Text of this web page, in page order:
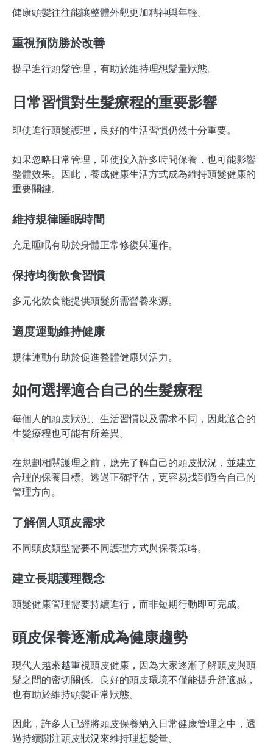
健康頭髮往往能讓整體外觀更加精神與年輕。
重視預防勝於改善
提早進行頭髮管理，有助於維持理想髮量狀態。
日常習慣對生髮療程的重要影響
即使進行頭髮護理，良好的生活習慣仍然十分重要。
如果忽略日常管理，即使投入許多時間保養，也可能影響
整體效果。因此，養成健康生活方式成為維持頭髮健康的
重要關鍵。
維持規律睡眠時間
充足睡眠有助於身體正常修復與運作。
保持均衡飲食習慣
多元化飲食能提供頭髮所需營養來源。
適度運動維持健康
規律運動有助於促進整體健康與活力。
如何選擇適合自己的生髮療程
每個人的頭皮狀況、生活習慣以及需求不同，因此適合的
生髮療程也可能有所差異。
在規劃相關護理之前，應先了解自己的頭皮狀況，並建立
合理的保養目標。透過正確評估，更容易找到適合自己的
管理方向。
了解個人頭皮需求
不同頭皮類型需要不同護理方式與保養策略。
建立長期護理觀念
頭髮健康管理需要持續進行，而非短期行動即可完成。
頭皮保養逐漸成為健康趨勢
現代人越來越重視頭皮健康，因為大家逐漸了解頭皮與頭
髮之間的密切關係。良好的頭皮環境不僅能提升舒適感，
也有助於維持頭髮正常狀態。
因此，許多人已經將頭皮保養納入日常健康管理之中，透
過持續關注頭皮狀況來維持理想髮量。